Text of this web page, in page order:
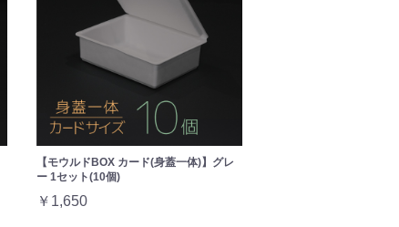
【モウルドBOX カード(身蓋一体)】グレ
ー 1セット(10個)
￥1,650